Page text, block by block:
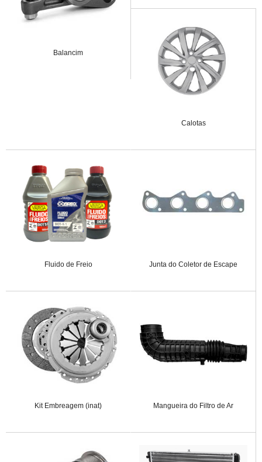
Balancim
Calotas
Fluido de Freio Junta do Coletor de Escape
Kit Embreagem (inat) Mangueira do Filtro de Ar